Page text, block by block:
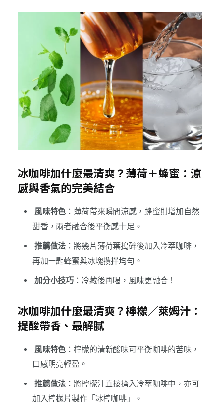
冰咖啡加什麼最清爽？薄荷＋蜂蜜：涼
感與香氣的完美結合
風味特色：薄荷帶來瞬間涼感，蜂蜜則增加自然
甜香，兩者融合後平衡感十足。
推薦做法：將幾片薄荷葉搗碎後加入冷萃咖啡，
再加一匙蜂蜜與冰塊攪拌均勻。
加分小技巧：冷藏後再喝，風味更融合！
冰咖啡加什麼最清爽？檸檬／萊姆汁：
提酸帶香、最解膩
風味特色：檸檬的清新酸味可平衡咖啡的苦味，
口感明亮輕盈。
推薦做法：將檸檬汁直接擠入冷萃咖啡中，亦可
加入檸檬片製作「冰檸咖啡」。